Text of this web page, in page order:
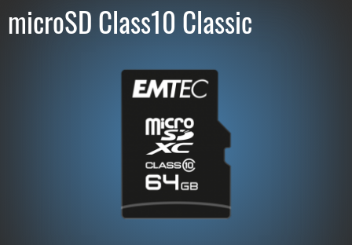
microSD Class10 Classic